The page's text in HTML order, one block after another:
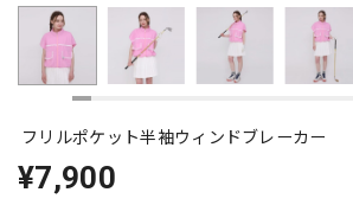
フリルポケット半袖ウィンドブレーカー
¥7,900